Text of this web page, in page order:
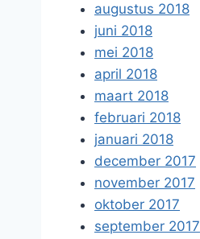
augustus 2018
juni 2018
mei 2018
april 2018
maart 2018
februari 2018
januari 2018
december 2017
november 2017
oktober 2017
september 2017